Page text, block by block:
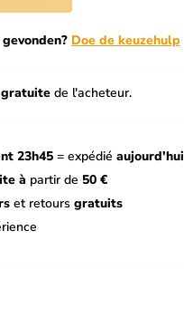
Doe de keuzehulp
gratuite de l'acheteur.
23h45 = expédié aujourd'hui
à partir de 50 €
et retours gratuits